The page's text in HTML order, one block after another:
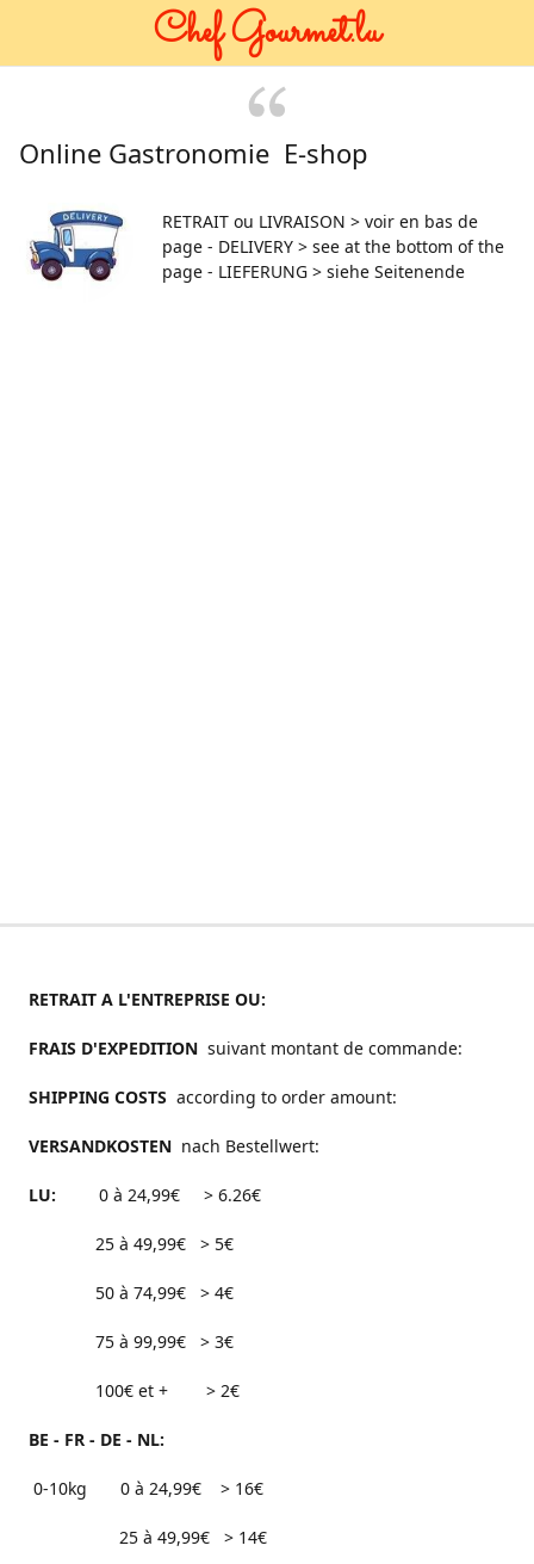
Chef Gourmet.lu
Online Gastronomie E-shop
RETRAIT ou LIVRAISON > voir en bas de
page - DELIVERY > see at the bottom of the
page - LIEFERUNG > siehe Seitenende
RETRAIT A L'ENTREPRISE OU:
FRAIS D'EXPEDITION suivant montant de commande:
SHIPPING COSTS according to order amount:
VERSANDKOSTEN nach Bestellwert:
LU: 0 à 24,99€ > 6.26€
25 à 49,99€ > 5€
50 à 74,99€ > 4€
75 à 99,99€ > 3€
100€ et + > 2€
BE - FR - DE - NL:
0-10kg 0 à 24,99€ > 16€
25 à 49,99€ > 14€